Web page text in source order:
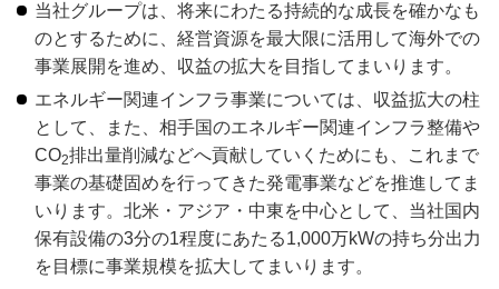
当社グループは、将来にわたる持続的な成長を確かなも
のとするために、経営資源を最大限に活用して海外での
事業展開を進め、収益の拡大を目指してまいります。
エネルギー関連インフラ事業については、収益拡大の柱
として、また、相手国のエネルギー関連インフラ整備や
CO2排出量削減などへ貢献していくためにも、これまで
事業の基礎固めを行ってきた発電事業などを推進してま
いります。北米・アジア・中東を中心として、当社国内
保有設備の3分の1程度にあたる1,000万kWの持ち分出力
を目標に事業規模を拡大してまいります。